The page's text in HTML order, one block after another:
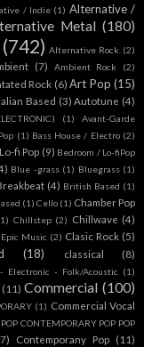
/ Indie (1) Alternative /
Metal (180)
(742) Alternative Rock. (2)
(7) Ambient Rock (2)
Rock (6) Art Pop (15)
Based (3) Autotune (4)
(1)
Avant-Garde
(1) Bass House / Electro (2)
fi Pop (9) Bedroom / Lo-fiPop
Blue -grass (1) Bluegrass (1)
(4) British Based (1)
(1) Cello (1) Chamber Pop
Chillstep (2) Chillwave (4)
Music (2) Clasic Rock (5)
(18) classical (8)
Electronic - Folk/Acoustic (1)
(11) Commercial (100)
(1) Commercial Vocal
CONTEMPORARY POP POP
Contemporany Pop (11)